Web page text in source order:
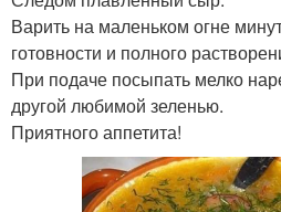
Варить на маленьком огне
готовности и полного
При подаче посыпать мелко
другой любимой зеленью.
Приятного аппетита!